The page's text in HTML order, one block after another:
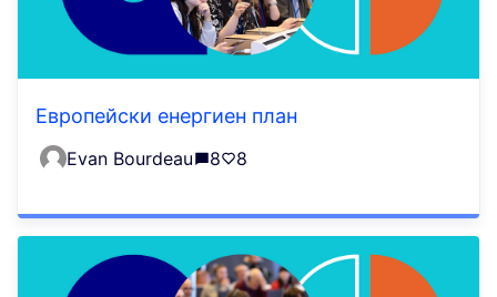
Европейски енергиен план
Evan Bourdeau 8 8